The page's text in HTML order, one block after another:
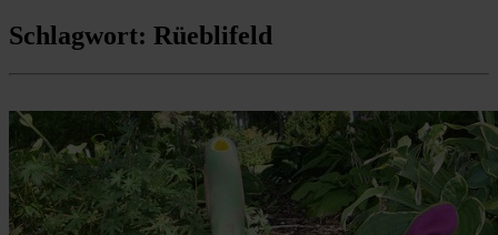
Schlagwort: Rüeblifeld